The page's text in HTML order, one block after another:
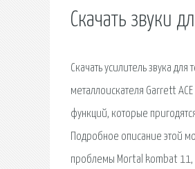
Скачать звуки
Скачать усилитель звука
металлоискателя Garrett
функций, которые
Подробное описание этой
проблемы Mortal kombat 11,